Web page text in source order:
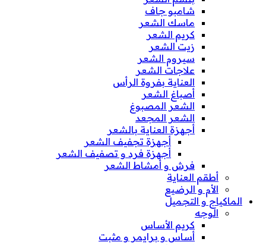
شامبو جاف
ماسك الشعر
كريم الشعر
زيت الشعر
سيروم الشعر
علاجات الشعر
العناية بفروة الرأس
أصباغ الشعر
الشعر المصبوغ
الشعر المجعد
أجهزة العناية بالشعر
أجهزة تجفيف الشعر
أجهزة فرد و تصفيف الشعر
فرش و أمشاط الشعر
أطقم العناية
الأم و الرضيع
الماكياج و التجميل
الوجه
كريم الأساس
أساس و برايمر و مثبت